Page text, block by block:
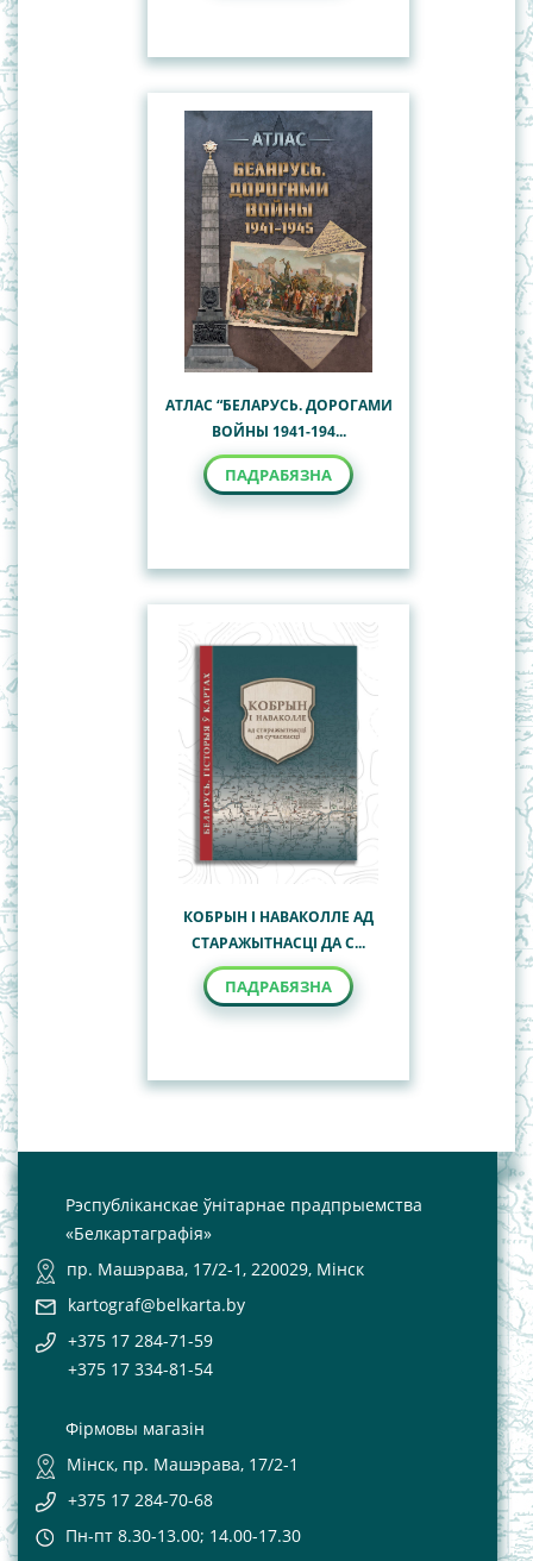
АТЛАС “БЕЛАРУСЬ. ДОРОГАМИ
ВОЙНЫ 1941-194...
ПАДРАБЯЗНА
КОБРЫН І НАВАКОЛЛЕ АД
СТАРАЖЫТНАСЦІ ДА С...
ПАДРАБЯЗНА
Рэспубліканскае ўнітарнае прадпрыемства
«Белкартаграфія»
пр. Машэрава, 17/2-1, 220029, Мінск
kartograf@belkarta.by
+375 17 284-71-59
+375 17 334-81-54
Фірмовы магазін
Мінск, пр. Машэрава, 17/2-1
+375 17 284-70-68
Пн-пт 8.30-13.00; 14.00-17.30